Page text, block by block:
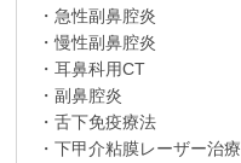
・急性副鼻腔炎
・慢性副鼻腔炎
・耳鼻科用CT
・副鼻腔炎
・舌下免疫療法
・下甲介粘膜レーザー治療